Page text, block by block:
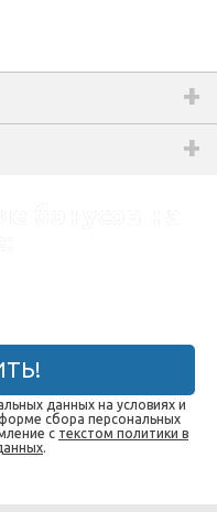
данных на условиях и
сбора персональных
с текстом политики в
.